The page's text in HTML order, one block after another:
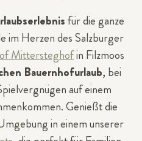
für die ganze
im Herzen des Salzburger
Mittersteghofin Filzmoos
Bauernhofurlaub, bei
auf einem
Genießt die
in einem unserer